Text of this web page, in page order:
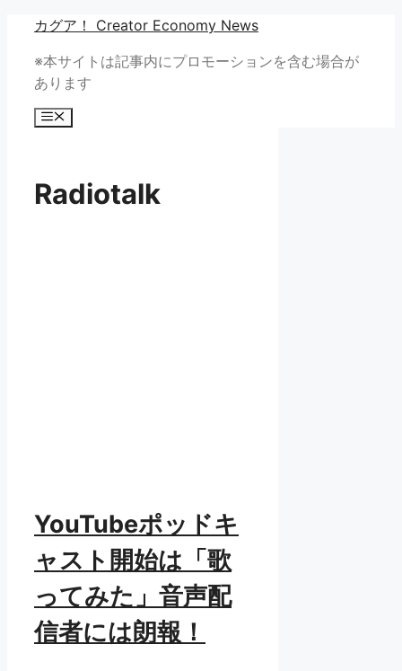
カグア！ Creator Economy News
※本サイトは記事内にプロモーションを含む場合が
あります
メ
Radiotalk
YouTubeポッドキ
ャスト開始は「歌
ってみた」音声配
信者には朗報！